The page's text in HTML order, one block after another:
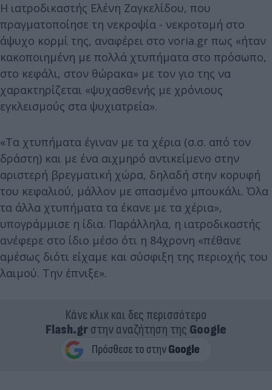
Η ιατροδικαστής Ελένη Ζαγκελίδου, που
πραγματοποίησε τη νεκροψία - νεκροτομή στο
άψυχο κορμί της, αναφέρει στο voria.gr πως «ήταν
κακοποιημένη με πολλά χτυπήματα στο πρόσωπο,
στο κεφάλι, στον θώρακα» με τον γιο της να
χαρακτηρίζεται «ψυχασθενής με χρόνιους
εγκλεισμούς στα ψυχιατρεία».
«Τα χτυπήματα έγιναν με τα χέρια (σ.σ. από τον
δράστη) και με ένα αιχμηρό αντικείμενο στην
αριστερή βρεγματική χώρα, δηλαδή στην κορυφή
του κεφαλιού, μάλλον με σπασμένο μπουκάλι. Όλα
τα άλλα χτυπήματα τα έκανε με τα χέρια»,
υπογράμμισε η ίδια. Παράλληλα, η ιατροδικαστής
ανέφερε στο ίδιο μέσο ότι η 84χρονη «πέθανε
αμέσως διότι είχαμε και σύσφιξη της περιοχής του
λαιμού. Την έπνιξε».
Κάνε κλικ και δες περισσότερο
Flash.grστην αναζήτηση της Google